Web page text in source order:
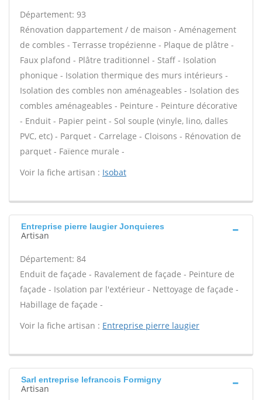
Département: 93
Rénovation dappartement / de maison - Aménagement
de combles - Terrasse tropézienne - Plaque de plâtre -
Faux plafond - Plâtre traditionnel - Staff - Isolation
phonique - Isolation thermique des murs intérieurs -
Isolation des combles non aménageables - Isolation des
combles aménageables - Peinture - Peinture décorative
- Enduit - Papier peint - Sol souple (vinyle, lino, dalles
PVC, etc) - Parquet - Carrelage - Cloisons - Rénovation de
parquet - Faïence murale -
Voir la fiche artisan : Isobat
Entreprise pierre laugier Jonquieres
Artisan
Département: 84
Enduit de façade - Ravalement de façade - Peinture de
façade - Isolation par l'extérieur - Nettoyage de façade -
Habillage de façade -
Voir la fiche artisan : Entreprise pierre laugier
Sarl entreprise lefrancois Formigny
Artisan